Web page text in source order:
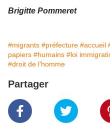
Brigitte Pommeret
#migrants #préfecture #accueil
papiers #humains #loi
#droit de l'homme
Partager